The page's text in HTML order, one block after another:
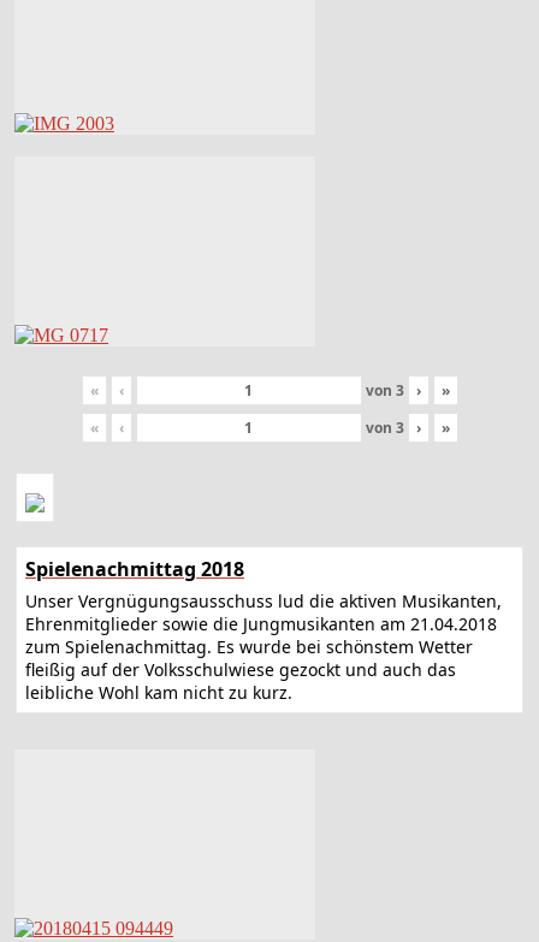
« ‹ von 3 ›
»
«
‹ von 3 › »
Spielenachmittag 2018
Unser Vergnügungsausschuss lud die aktiven Musikanten,
Ehrenmitglieder sowie die Jungmusikanten am 21.04.2018
zum Spielenachmittag. Es wurde bei schönstem Wetter
fleißig auf der Volksschulwiese gezockt und auch das
leibliche Wohl kam nicht zu kurz.